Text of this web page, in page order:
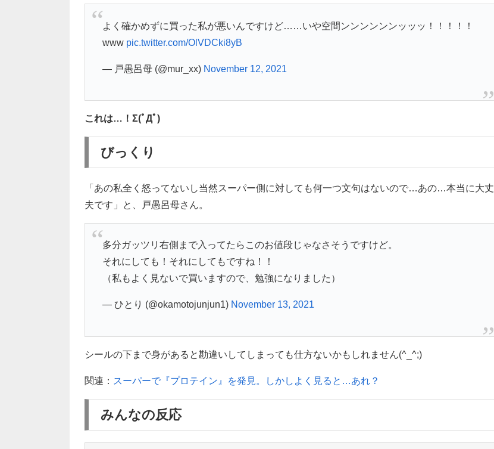
よく確かめずに買った私が悪いんですけど……いや空間ンンンンンンッッッ！！！！！
www pic.twitter.com/OlVDCki8yB
— 戸愚呂母 (@mur_xx) November 12, 2021
これは…！Σ(ﾟДﾟ)
びっくり
「あの私全く怒ってないし当然スーパー側に対しても何一つ文句はないので…あの…本当に大丈
夫です」と、戸愚呂母さん。
多分ガッツリ右側まで入ってたらこのお値段じゃなさそうですけど。
それにしても！それにしてもですね！！
（私もよく見ないで買いますので、勉強になりました）
— ひとり (@okamotojunjun1) November 13, 2021
シールの下まで身があると勘違いしてしまっても仕方ないかもしれません(^_^;)
関連： スーパーで『プロテイン』を発見。しかしよく見ると…あれ？
みんなの反応